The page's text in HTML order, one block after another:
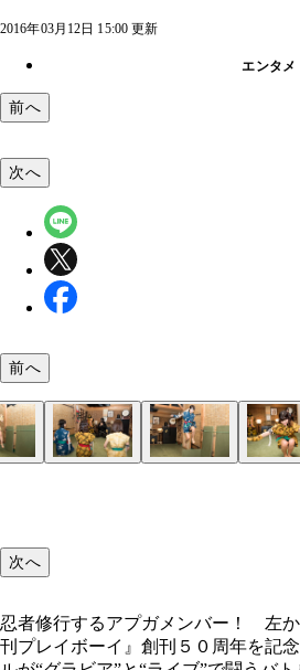
2016年03月12日 15:00 更新
エンタメ
前へ
次へ
前へ
次へ
忍者修行するアプガメンバー！ 左
刊プレイボーイ』創刊５０周年を記